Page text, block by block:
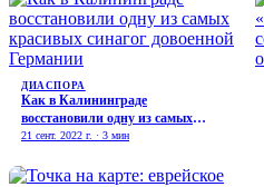
ДИАСПОРА
Как в Калининграде
восстановили одну из самых
красивых синагог довоенной
21 сент. 2022 г. · 3 мин